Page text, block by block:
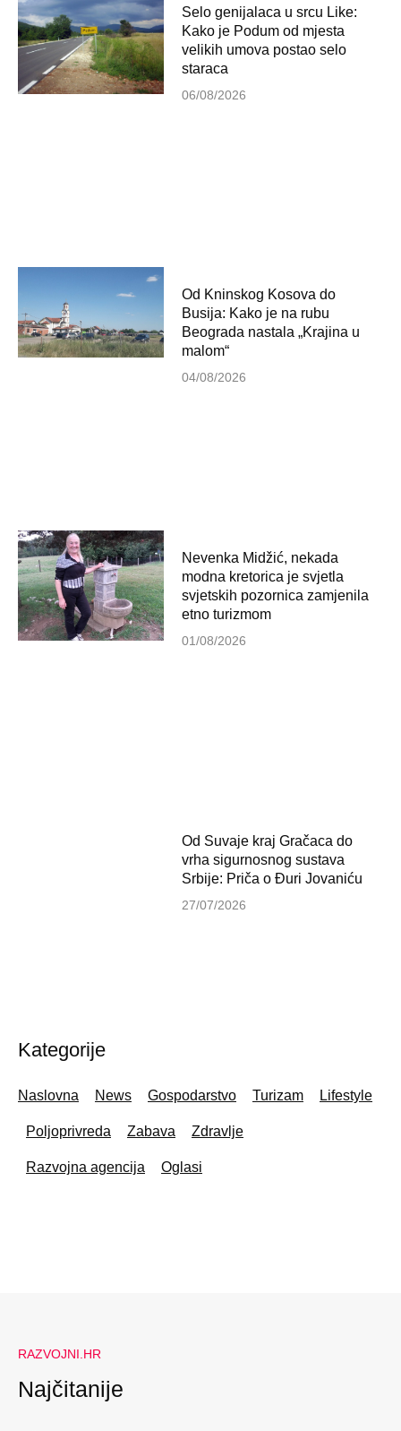
Selo genijalaca u srcu Like:
Kako je Podum od mjesta
velikih umova postao selo
staraca
06/08/2026
Od Kninskog Kosova do
Busija: Kako je na rubu
Beograda nastala „Krajina u
malom“
04/08/2026
Nevenka Midžić, nekada
modna kretorica je svjetla
svjetskih pozornica zamjenila
etno turizmom
01/08/2026
Od Suvaje kraj Gračaca do
vrha sigurnosnog sustava
Srbije: Priča o Đuri Jovaniću
27/07/2026
Kategorije
Naslovna News Gospodarstvo Turizam Lifestyle
Poljoprivreda Zabava Zdravlje
Razvojna agencija Oglasi
RAZVOJNI.HR
Najčitanije